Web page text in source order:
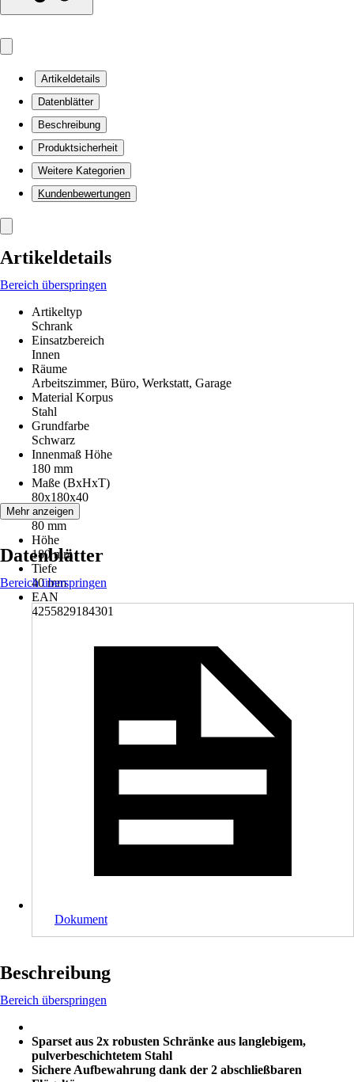
Artikeldetails
Datenblätter
Beschreibung
Produktsicherheit
Weitere Kategorien
Kundenbewertungen
Artikeldetails
Bereich überspringen
Artikeltyp
Schrank
Einsatzbereich
Innen
Räume
Arbeitszimmer, Büro, Werkstatt, Garage
Material Korpus
Stahl
Grundfarbe
Schwarz
Innenmaß Höhe
180 mm
Maße (BxHxT)
80x180x40
Breite
80 mm
Höhe
180 mm
Tiefe
40 mm
EAN
4255829184301
Mehr anzeigen
Datenblätter
Bereich überspringen
Dokument
Beschreibung
Bereich überspringen
Sparset aus 2x robusten Schränke aus langlebigem,
pulverbeschichtetem Stahl
Sichere Aufbewahrung dank der 2 abschließbaren